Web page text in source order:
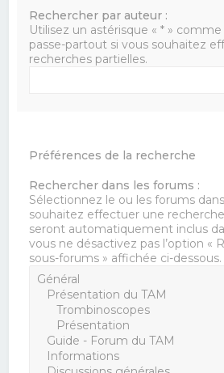
Rechercher par auteur :
Utilisez un astérisque « * »
passe-partout si vous souhaitez
recherches partielles.
Préférences de la recherche
Rechercher dans les forums :
Sélectionnez le ou les forums
souhaitez effectuer une
seront automatiquement inclus
vous ne désactivez pas l’option «
sous-forums » affichée ci-dessous.